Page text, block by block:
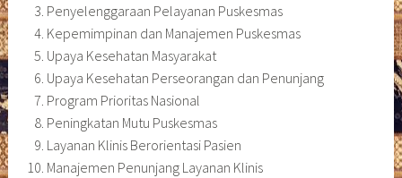
Penyelenggaraan Pelayanan Puskesmas
Kepemimpinan dan Manajemen Puskesmas
Upaya Kesehatan Masyarakat
Upaya Kesehatan Perseorangan dan Penunjang
Program Prioritas Nasional
Peningkatan Mutu Puskesmas
Layanan Klinis Berorientasi Pasien
Manajemen Penunjang Layanan Klinis